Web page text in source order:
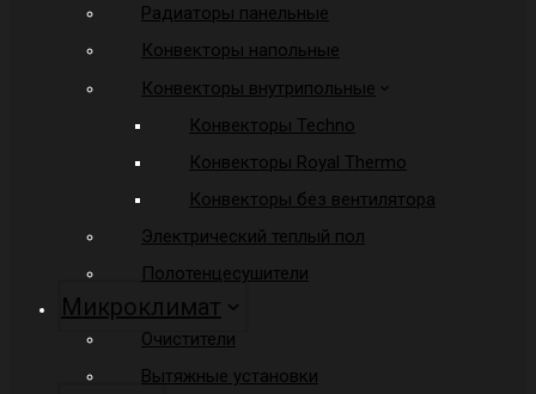
Радиаторы панельные
Конвекторы напольные
Конвекторы внутрипольные
Конвекторы Techno
Конвекторы Royal Thermo
Конвекторы без вентилятора
Электрический теплый пол
Полотенцесушители
Микроклимат
Очистители
Вытяжные установки